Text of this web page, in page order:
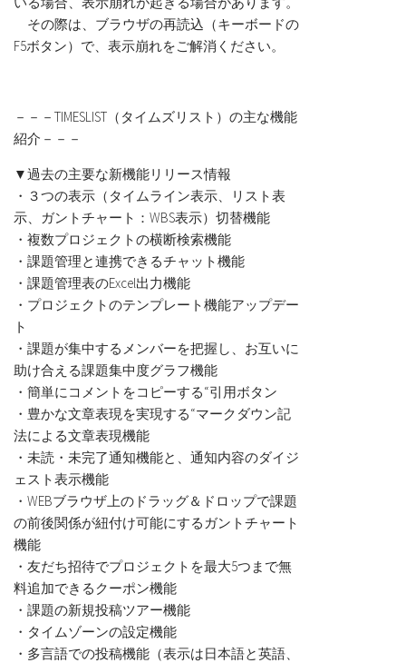
その際は、ブラウザの再読込（キーボードの
F5ボタン）で、表示崩れをご解消ください。
－－－TIMESLIST（タイムズリスト）の主な機能
紹介－－－
▼過去の主要な新機能リリース情報
・３つの表示（タイムライン表示、リスト表
示、ガントチャート：WBS表示）切替機能
・複数プロジェクトの横断検索機能
・課題管理と連携できるチャット機能
・課題管理表のExcel出力機能
・プロジェクトのテンプレート機能アップデー
ト
・課題が集中するメンバーを把握し、お互いに
助け合える課題集中度グラフ機能
・簡単にコメントをコピーする“引用ボタン
・豊かな文章表現を実現する“マークダウン記
法による文章表現機能
・未読・未完了通知機能と、通知内容のダイジ
ェスト表示機能
・WEBブラウザ上のドラッグ＆ドロップで課題
の前後関係が紐付け可能にするガントチャート
機能
・友だち招待でプロジェクトを最大5つまで無
料追加できるクーポン機能
・課題の新規投稿ツアー機能
・タイムゾーンの設定機能
・多言語での投稿機能（表示は日本語と英語、